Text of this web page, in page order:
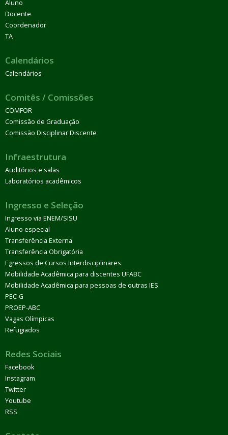
Aluno
Docente
Coordenador
TA
Calendários
Calendários
Comitês / Comissões
COMFOR
Comissão de Graduação
Comissão Disciplinar Discente
Infraestrutura
Auditórios e salas
Laboratórios acadêmicos
Ingresso e Seleção
Ingresso via ENEM/SISU
Aluno especial
Transferência Externa
Transferência Obrigatória
Egressos de Cursos Interdisciplinares
Mobilidade Acadêmica para discentes UFABC
Mobilidade Acadêmica para pessoas de outras IES
PEC-G
PROEP-ABC
Vagas Olímpicas
Refugiados
Redes Sociais
Facebook
Instagram
Twitter
Youtube
RSS